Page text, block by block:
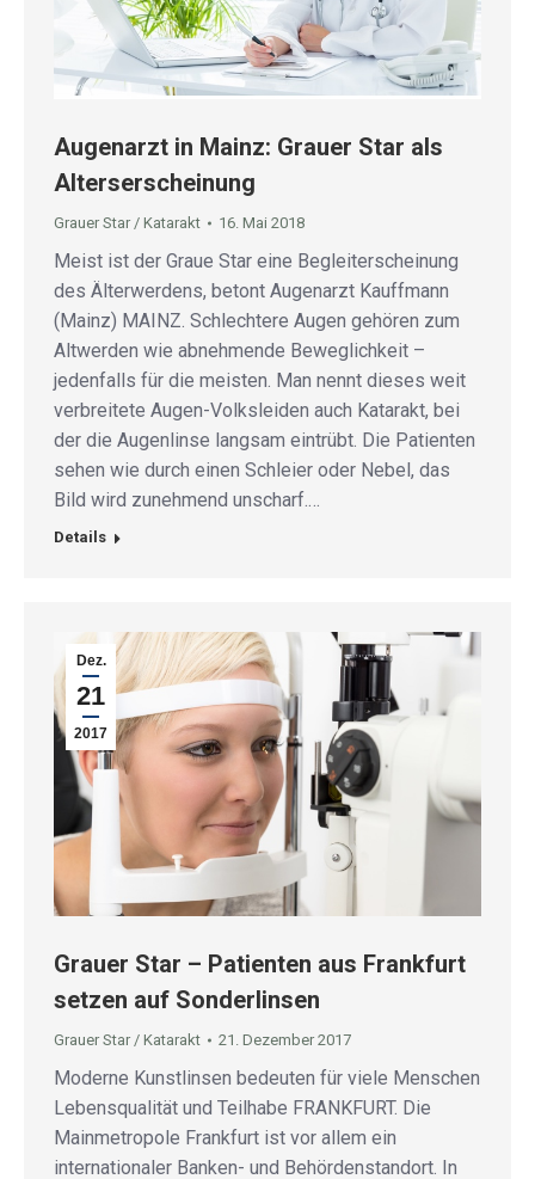
Augenarzt in Mainz: Grauer Star als
Alterserscheinung
Grauer Star / Katarakt 16. Mai 2018
Meist ist der Graue Star eine Begleiterscheinung
des Älterwerdens, betont Augenarzt Kauffmann
(Mainz) MAINZ. Schlechtere Augen gehören zum
Altwerden wie abnehmende Beweglichkeit –
jedenfalls für die meisten. Man nennt dieses weit
verbreitete Augen-Volksleiden auch Katarakt, bei
der die Augenlinse langsam eintrübt. Die Patienten
sehen wie durch einen Schleier oder Nebel, das
Bild wird zunehmend unscharf.…
Details
Dez.
21
2017
Grauer Star – Patienten aus Frankfurt
setzen auf Sonderlinsen
Grauer Star / Katarakt 21. Dezember 2017
Moderne Kunstlinsen bedeuten für viele Menschen
Lebensqualität und Teilhabe FRANKFURT. Die
Mainmetropole Frankfurt ist vor allem ein
internationaler Banken- und Behördenstandort. In